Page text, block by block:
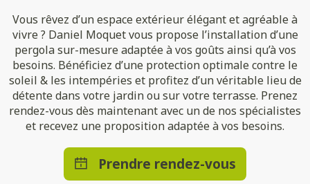
Vous rêvez d’un espace extérieur élégant et agréable à
vivre ? Daniel Moquet vous propose l’installation d’une
pergola sur-mesure adaptée à vos goûts ainsi qu’à vos
besoins. Bénéficiez d’une protection optimale contre le
soleil & les intempéries et profitez d’un véritable lieu de
détente dans votre jardin ou sur votre terrasse. Prenez
rendez-vous dès maintenant avec un de nos spécialistes
et recevez une proposition adaptée à vos besoins.
Prendre rendez-vous